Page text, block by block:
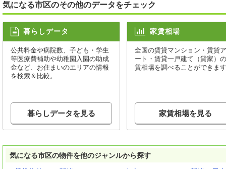
気になる市区のその他のデータをチェック
暮らしデータ
公共料金や病院数、子ども・学生
等医療費補助や幼稚園入園の助成
金など、お住まいのエリアの情報
を検索＆比較。
暮らしデータを見る
家賃相場
全国の賃貸マンション・賃貸
ート・賃貸一戸建て（貸家）
賃相場を調べることができま
家賃相場を見る
気になる市区の物件を他のジャンルから探す